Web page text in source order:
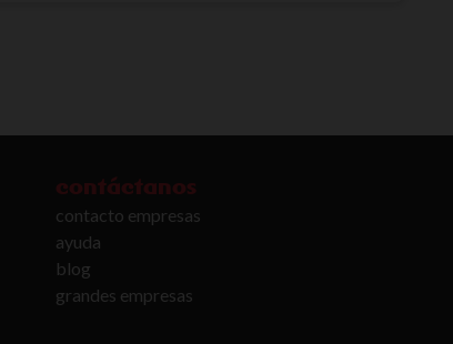
contáctanos
contacto empresas
ayuda
blog
grandes empresas